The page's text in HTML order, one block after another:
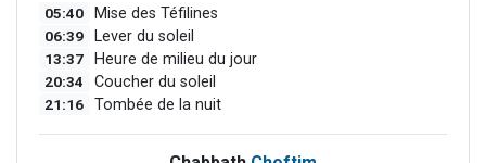
05:40 Mise des Téfilines
06:39 Lever du soleil
13:37 Heure de milieu du jour
20:34 Coucher du soleil
21:16 Tombée de la nuit